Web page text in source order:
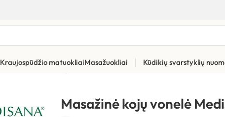
Kraujospūdžio matuokliaiMasažuokliai Kūdikių svarstyklių
Masažinė kojų vonelė Medisana FS 888
Masažinė kojų vonelė